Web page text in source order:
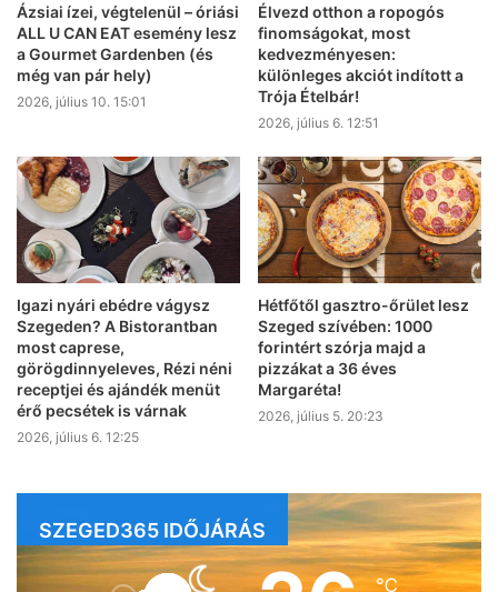
Ázsiai ízei, végtelenül – óriási
ALL U CAN EAT esemény lesz
a Gourmet Gardenben (és
még van pár hely)
2026, július 10. 15:01
Élvezd otthon a ropogós
finomságokat, most
kedvezményesen:
különleges akciót indított a
Trója Ételbár!
2026, július 6. 12:51
Igazi nyári ebédre vágysz
Szegeden? A Bistorantban
most caprese,
görögdinnyeleves, Rézi néni
receptjei és ajándék menüt
érő pecsétek is várnak
2026, július 6. 12:25
Hétfőtől gasztro-őrület lesz
Szeged szívében: 1000
forintért szórja majd a
pizzákat a 36 éves
Margaréta!
2026, július 5. 20:23
SZEGED365 IDŐJÁRÁS
℃